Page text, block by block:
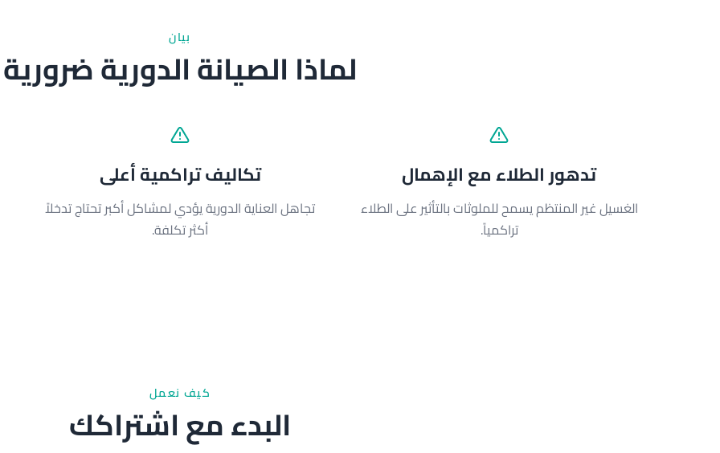
بيان
لماذا الصيانة الدورية ضرورية
تدهور الطلاء مع الإهمال
الغسيل غير المنتظم يسمح للملوثات بالتأثير على الطلاء
تراكمياً.
تكاليف تراكمية أعلى
تجاهل العناية الدورية يؤدي لمشاكل أكبر تحتاج تدخلاً
أكثر تكلفة.
كيف نعمل
البدء مع اشتراكك